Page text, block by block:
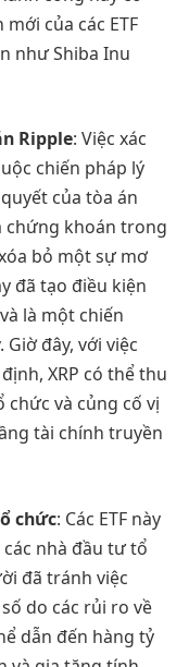
của các ETF
như Shiba Inu
Ripple: Việc xác
chiến pháp lý
của tòa án
chứng khoán trong
bỏ một sự mơ
đã tạo điều kiện
là một chiến
đây, với việc
XRP có thể thu
và củng cố vị
tài chính truyền
chức: Các ETF này
nhà đầu tư tổ
đã tránh việc
do các rủi ro về
dẫn đến hàng tỷ